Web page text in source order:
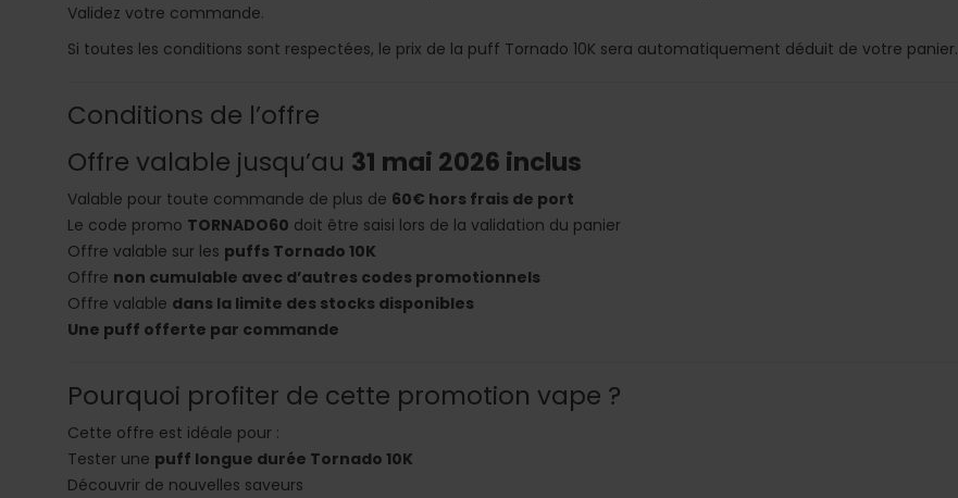
Validez votre commande.
Si toutes les conditions sont respectées, le prix de la puff Tornado 10K sera automatiquement déduit de votre panier.
Conditions de l’offre
Offre valable jusqu’au 31 mai 2026 inclus
Valable pour toute commande de plus de 60€ hors frais de port
Le code promo TORNADO60 doit être saisi lors de la validation du panier
Offre valable sur les puffs Tornado 10K
Offre non cumulable avec d’autres codes promotionnels
Offre valable dans la limite des stocks disponibles
Une puff offerte par commande
Pourquoi profiter de cette promotion vape ?
Cette offre est idéale pour :
Tester une puff longue durée Tornado 10K
Découvrir de nouvelles saveurs